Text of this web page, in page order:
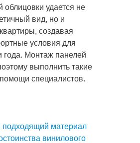
удается не
вид, но и
создавая
условия для
года. Монтаж панелей
выполнить такие
специалистов.
материал
винилового